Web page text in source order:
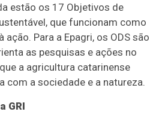
estão os 17 Objetivos de
que funcionam como
ação. Para a Epagri, os ODS são
as pesquisas e ações no
a agricultura catarinense
com a sociedade e a natureza.
GRI